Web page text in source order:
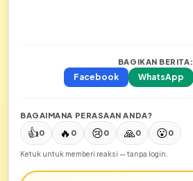
BAGIKAN BERITA:
Facebook WhatsApp
BAGAIMANA PERASAAN ANDA?
👍0 🔥 0 😢0 🙏0 😮0
Ketuk untuk memberi reaksi — tanpa login.